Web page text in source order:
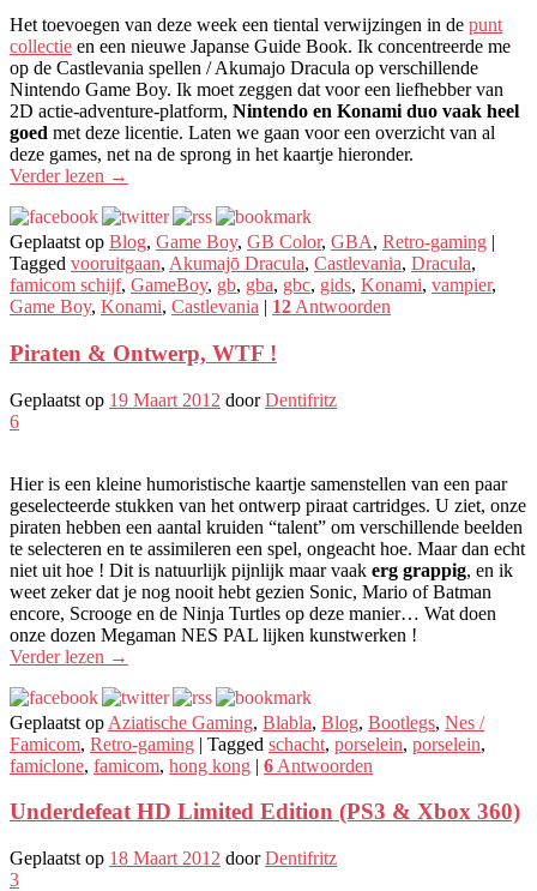
Het toevoegen van deze week een tiental verwijzingen in de punt
collectie en een nieuwe Japanse Guide Book. Ik concentreerde me
op de Castlevania spellen / Akumajo Dracula op verschillende
Nintendo Game Boy. Ik moet zeggen dat voor een liefhebber van
2D actie-adventure-platform, Nintendo en Konami duo vaak heel
goed met deze licentie. Laten we gaan voor een overzicht van al
deze games, net na de sprong in het kaartje hieronder.
Verder lezen →
Geplaatst op Blog, Game Boy, GB Color, GBA, Retro-gaming |
Tagged vooruitgaan, Akumajō Dracula, Castlevania, Dracula,
famicom schijf, GameBoy, gb, gba, gbc, gids, Konami, vampier,
Game Boy, Konami, Castlevania | 12 Antwoorden
Piraten & Ontwerp, WTF !
Geplaatst op 19 Maart 2012 doorDentifritz
6
Hier is een kleine humoristische kaartje samenstellen van een paar
geselecteerde stukken van het ontwerp piraat cartridges. U ziet, onze
piraten hebben een aantal kruiden “talent” om verschillende beelden
te selecteren en te assimileren een spel, ongeacht hoe. Maar dan echt
niet uit hoe ! Dit is natuurlijk pijnlijk maar vaak erg grappig, en ik
weet zeker dat je nog nooit hebt gezien Sonic, Mario of Batman
encore, Scrooge en de Ninja Turtles op deze manier… Wat doen
onze dozen Megaman NES PAL lijken kunstwerken !
Verder lezen →
Geplaatst op Aziatische Gaming, Blabla, Blog, Bootlegs, Nes /
Famicom, Retro-gaming | Tagged schacht, porselein, porselein,
famiclone, famicom, hong kong | 6 Antwoorden
Underdefeat HD Limited Edition (PS3 & Xbox 360)
Geplaatst op 18 Maart 2012 doorDentifritz
3